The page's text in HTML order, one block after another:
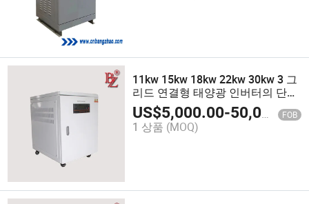
11kw 15kw 18kw 22kw 30kw 3 그
리드 연결형 태양광 인버터의 단계
380V 태양광 발전용 PV
US$5,000.00-50,000.00 FOB
1 상품 (MOQ)